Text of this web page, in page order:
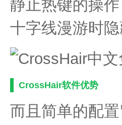
静止热键的操
十字线漫游时
CrossHair软件优势
而且简单的配置